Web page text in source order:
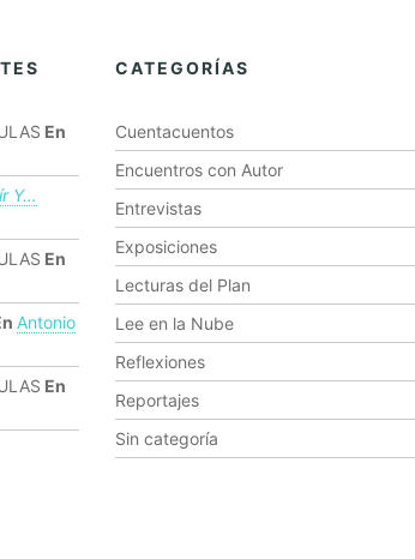
En
Y…
En
Antonio
En
CATEGORÍAS
Cuentacuentos
Encuentros con Autor
Entrevistas
Exposiciones
Lecturas del Plan
Lee en la Nube
Reflexiones
Reportajes
Sin categoría